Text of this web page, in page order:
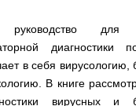
руководство для
диагностики
в себя вирусологию,
В книге
вирусных и